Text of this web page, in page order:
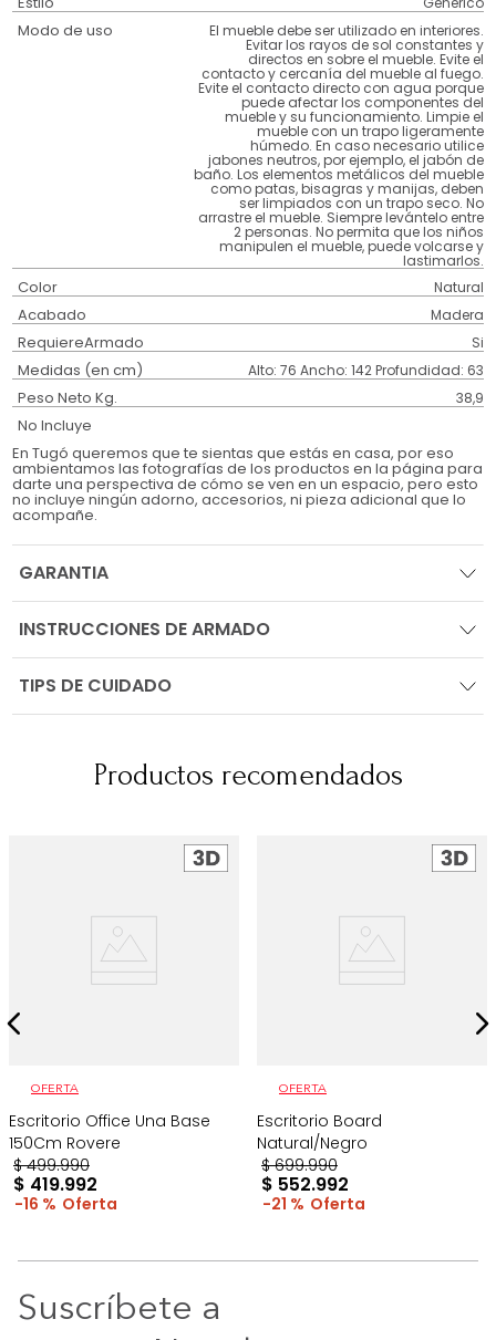
Modo de uso El mueble debe ser utilizado en interiores.
Evitar los rayos de sol constantes y
directos en sobre el mueble. Evite el
contacto y cercanía del mueble al fuego.
Evite el contacto directo con agua porque
puede afectar los componentes del
mueble y su funcionamiento. Limpie el
mueble con un trapo ligeramente
húmedo. En caso necesario utilice
jabones neutros, por ejemplo, el jabón de
baño. Los elementos metálicos del mueble
como patas, bisagras y manijas, deben
ser limpiados con un trapo seco. No
arrastre el mueble. Siempre levántelo entre
2 personas. No permita que los niños
manipulen el mueble, puede volcarse y
lastimarlos.
Color Natural
Acabado Madera
RequiereArmado Si
Medidas (en cm) Alto: 76 Ancho: 142 Profundidad: 63
Peso Neto Kg. 38,9
No Incluye
En Tugó queremos que te sientas que estás en casa, por eso
ambientamos las fotografías de los productos en la página para
darte una perspectiva de cómo se ven en un espacio, pero esto
no incluye ningún adorno, accesorios, ni pieza adicional que lo
acompañe.
GARANTIA
INSTRUCCIONES DE ARMADO
TIPS DE CUIDADO
Productos recomendados
OFERTA
Escritorio Office Una Base
150Cm Rovere
$ 499.990
$ 419.992
16 %
OFERTA
Escritorio Board
Natural/Negro
$ 699.990
$ 552.992
21 %
Suscríbete a